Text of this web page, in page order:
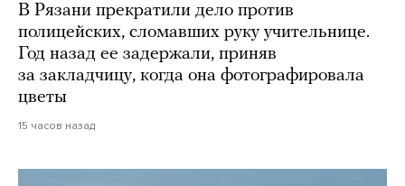
В Рязани прекратили дело против
полицейских, сломавших руку учительнице.
Год назад ее задержали, приняв
за закладчицу, когда она фотографировала
цветы
15 часов назад